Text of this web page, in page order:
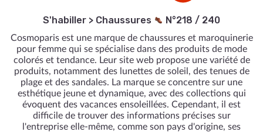
S'habiller > Chaussures N°218 / 240
Cosmoparis est une marque de chaussures et maroquinerie
pour femme qui se spécialise dans des produits de mode
colorés et tendance. Leur site web propose une variété de
produits, notamment des lunettes de soleil, des tenues de
plage et des sandales. La marque se concentre sur une
esthétique jeune et dynamique, avec des collections qui
évoquent des vacances ensoleillées. Cependant, il est
difficile de trouver des informations précises sur
l'entreprise elle-même, comme son pays d'origine, ses